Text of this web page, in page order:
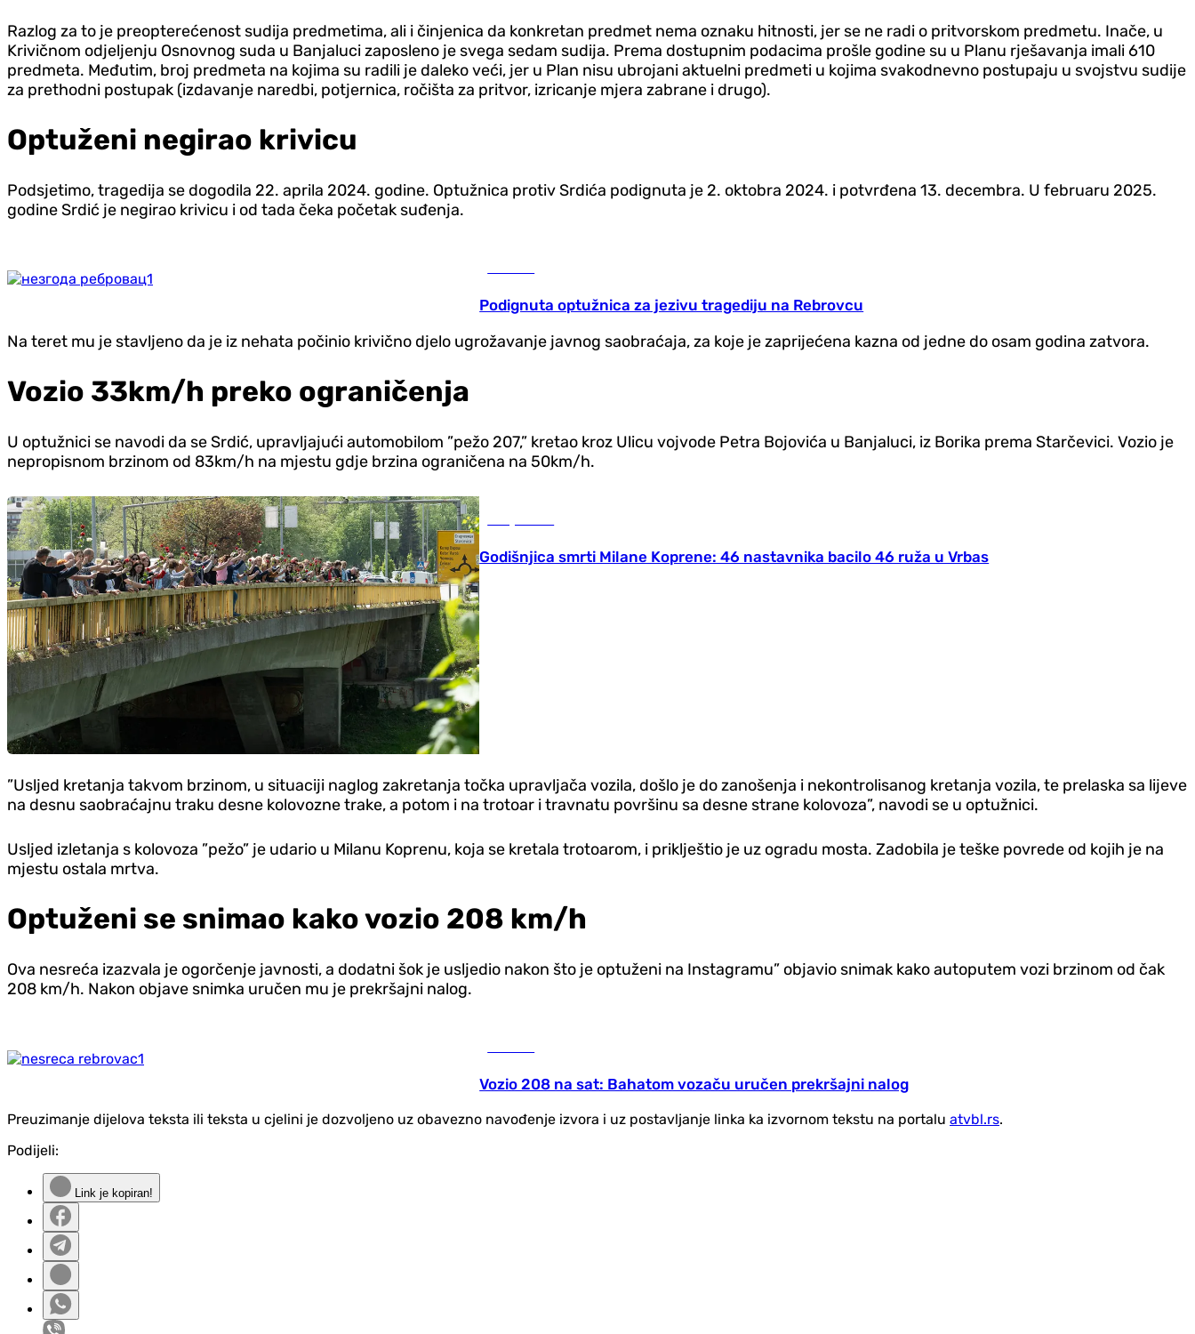
Razlog za to je preopterećenost sudija predmetima, ali i činjenica da konkretan predmet nema oznaku hitnosti, jer se ne radi o pritvorskom predmetu. Inače, u
Krivičnom odjeljenju Osnovnog suda u Banjaluci zaposleno je svega sedam sudija. Prema dostupnim podacima prošle godine su u Planu rješavanja imali 610
predmeta. Međutim, broj predmeta na kojima su radili je daleko veći, jer u Plan nisu ubrojani aktuelni predmeti u kojima svakodnevno postupaju u svojstvu sudije
za prethodni postupak (izdavanje naredbi, potjernica, ročišta za pritvor, izricanje mjera zabrane i drugo).
Optuženi negirao krivicu
Podsjetimo, tragedija se dogodila 22. aprila 2024. godine. Optužnica protiv Srdića podignuta je 2. oktobra 2024. i potvrđena 13. decembra. U februaru 2025.
godine Srdić je negirao krivicu i od tada čeka početak suđenja.
Podignuta optužnica za jezivu tragediju na Rebrovcu
Na teret mu je stavljeno da je iz nehata počinio krivično djelo ugrožavanje javnog saobraćaja, za koje je zaprijećena kazna od jedne do osam godina zatvora.
Vozio 33km/h preko ograničenja
U optužnici se navodi da se Srdić, upravljajući automobilom ”pežo 207,” kretao kroz Ulicu vojvode Petra Bojovića u Banjaluci, iz Borika prema Starčevici. Vozio je
nepropisnom brzinom od 83km/h na mjestu gdje brzina ograničena na 50km/h.
Godišnjica smrti Milane Koprene: 46 nastavnika bacilo 46 ruža u Vrbas
”Usljed kretanja takvom brzinom, u situaciji naglog zakretanja točka upravljača vozila, došlo je do zanošenja i nekontrolisanog kretanja vozila, te prelaska sa lijeve
na desnu saobraćajnu traku desne kolovozne trake, a potom i na trotoar i travnatu površinu sa desne strane kolovoza”, navodi se u optužnici.
Usljed izletanja s kolovoza ”pežo” je udario u Milanu Koprenu, koja se kretala trotoarom, i priklještio je uz ogradu mosta. Zadobila je teške povrede od kojih je na
mjestu ostala mrtva.
Optuženi se snimao kako vozio 208 km/h
Ova nesreća izazvala je ogorčenje javnosti, a dodatni šok je usljedio nakon što je optuženi na Instagramu” objavio snimak kako autoputem vozi brzinom od čak
208 km/h. Nakon objave snimka uručen mu je prekršajni nalog.
Vozio 208 na sat: Bahatom vozaču uručen prekršajni nalog
Preuzimanje dijelova teksta ili teksta u cjelini je dozvoljeno uz obavezno navođenje izvora i uz postavljanje linka ka izvornom tekstu na portalu atvbl.rs.
Podijeli:
Link je kopiran!